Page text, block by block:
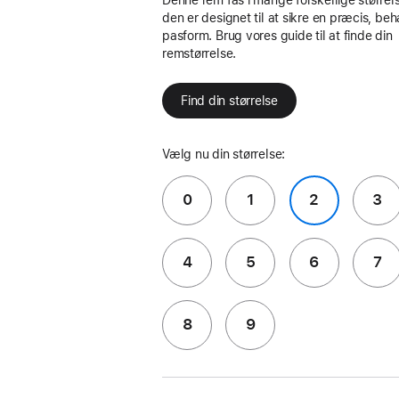
den er designet til at sikre en præcis,
pasform. Brug vores guide til at finde din
remstørrelse.
Find din størrelse
Vælg nu din størrelse:
0 1 2 3
4 5 6 7
8 9